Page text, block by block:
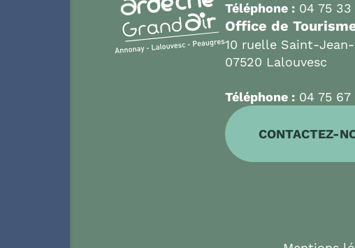
Téléphone : 04 75 33
Office de
10 ruelle Saint-
07520 Lalouvesc
Téléphone : 04 75 67
CONTACTEZ-